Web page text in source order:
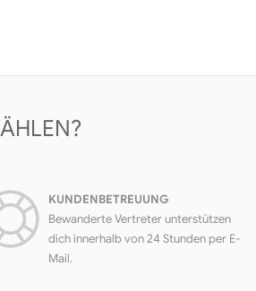
KUNDENBETREUUNG
Bewanderte Vertreter unterstützen
dich innerhalb von 24 Stunden per E-
Mail.